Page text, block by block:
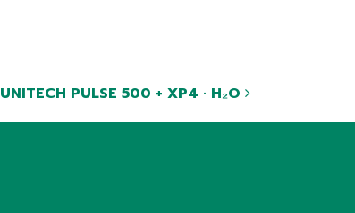
UNITECH PULSE 500 + XP4 · H₂O